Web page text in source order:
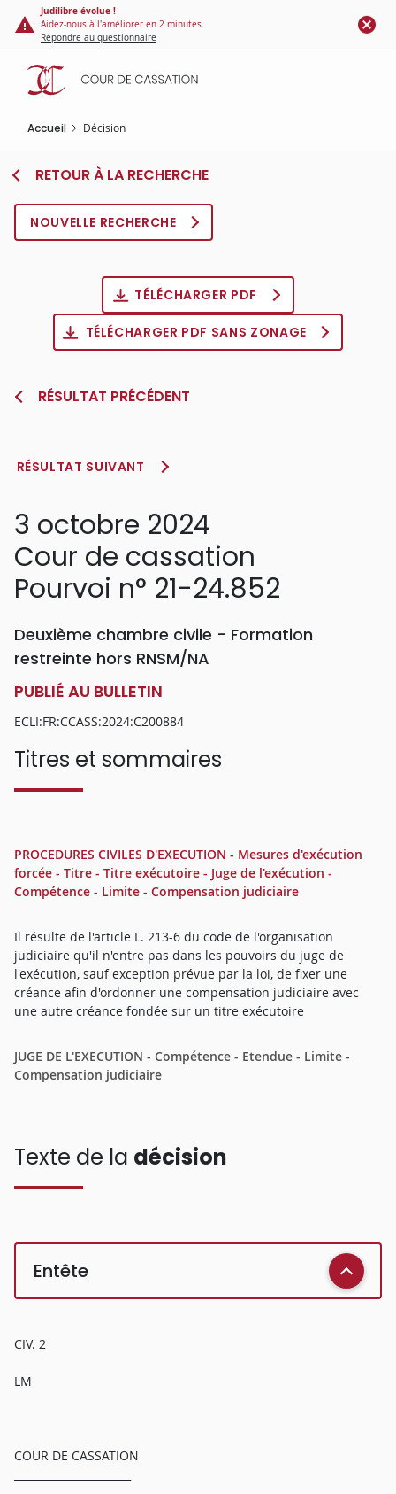
Panneau de gestion des cookies
contenu
principal
Judilibre évolue !
Aidez-nous à l'améliorer en 2 minutes
Répondre au questionnaire
Accueil Décision
RETOUR À LA RECHERCHE
NOUVELLE RECHERCHE
TÉLÉCHARGER PDF
TÉLÉCHARGER PDF SANS ZONAGE
RÉSULTAT PRÉCÉDENT
RÉSULTAT SUIVANT
3 octobre 2024
Cour de cassation
Pourvoi n° 21-24.852
Deuxième chambre civile - Formation
restreinte hors RNSM/NA
PUBLIÉ AU BULLETIN
ECLI:FR:CCASS:2024:C200884
Titres et sommaires
PROCEDURES CIVILES D'EXECUTION - Mesures d'exécution
forcée - Titre - Titre exécutoire - Juge de l'exécution -
Compétence - Limite - Compensation judiciaire
Il résulte de l'article L. 213-6 du code de l'organisation
judiciaire qu'il n'entre pas dans les pouvoirs du juge de
l'exécution, sauf exception prévue par la loi, de fixer une
créance afin d'ordonner une compensation judiciaire avec
une autre créance fondée sur un titre exécutoire
JUGE DE L'EXECUTION - Compétence - Etendue - Limite -
Compensation judiciaire
Texte de la décision
Entête
CIV. 2
LM
COUR DE CASSATION